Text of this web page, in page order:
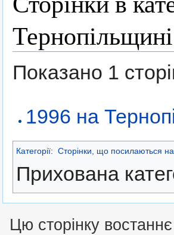
Показано 1
1996 на
Категорії: Сторінки, що посилаються
Прихована
Цю сторінку